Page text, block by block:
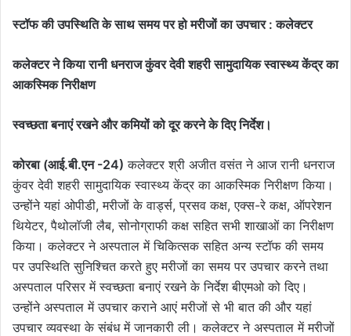
स्टॉफ की उपस्थिति के साथ समय पर हो मरीजों का उपचार : कलेक्टर
कलेक्टर ने किया रानी धनराज कुंवर देवी शहरी सामुदायिक स्वास्थ्य केंद्र का
आकस्मिक निरीक्षण
स्वच्छता बनाएं रखने और कमियों को दूर करने के दिए निर्देश।
कोरबा (आई.बी.एन -24) कलेक्टर श्री अजीत वसंत ने आज रानी धनराज
कुंवर देवी शहरी सामुदायिक स्वास्थ्य केंद्र का आकस्मिक निरीक्षण किया।
उन्होंने यहां ओपीडी, मरीजों के वार्ड्स, प्रसव कक्ष, एक्स-रे कक्ष, ऑपरेशन
थियेटर, पैथोलॉजी लैब, सोनोग्राफी कक्ष सहित सभी शाखाओं का निरीक्षण
किया। कलेक्टर ने अस्पताल में चिकित्सक सहित अन्य स्टॉफ की समय
पर उपस्थिति सुनिश्चित करते हुए मरीजों का समय पर उपचार करने तथा
अस्पताल परिसर में स्वच्छता बनाएं रखने के निर्देश बीएमओ को दिए।
उन्होंने अस्पताल में उपचार कराने आएं मरीजों से भी बात की और यहां
उपचार व्यवस्था के संबंध में जानकारी ली। कलेक्टर ने अस्पताल में मरीजों